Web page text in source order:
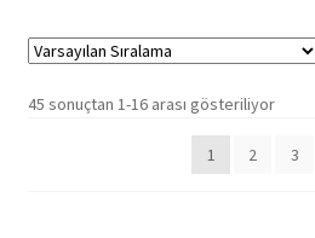
45 sonuçtan 1-16 arası gösteriliyor
1 2 3